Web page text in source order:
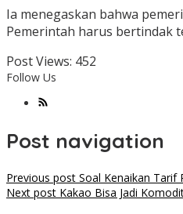
Ia menegaskan bahwa
Pemerintah harus bertindak
Post Views: 452
Follow Us
Post navigation
Previous post Soal Kenaikan Tarif
Next post Kakao Bisa Jadi